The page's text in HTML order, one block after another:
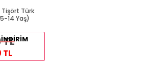
Türk
14 Yaş)
TL